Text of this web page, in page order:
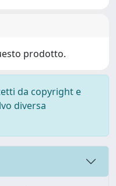
prodotto.
da copyright e
diversa